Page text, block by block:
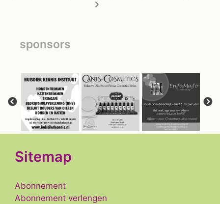
sponsors
Sitemap
Abonnement
Abonnement verlengen